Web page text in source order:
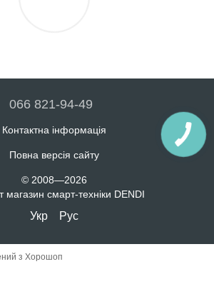
066 821-94-49
Контактна інформація
Повна версія сайту
© 2008—2026
магазин смарт-техніки DENDI
Укр Рус
з Хорошоп